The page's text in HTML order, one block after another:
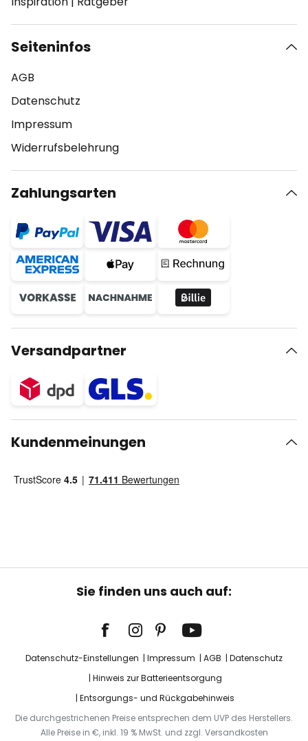
Seiteninfos
AGB
Datenschutz
Impressum
Widerrufsbelehrung
Zahlungsarten
Versandpartner
Kundenmeinungen
Sie finden uns auch auf:
Datenschutz-Einstellungen Impressum AGB
Datenschutz
Hinweis zur Batterieentsorgung
Entsorgungs- und Rückgabehinweis
Die durchgestrichenen Preise entsprechen dem UVP des Herstellers.
Alle Preise in €, inkl. 19 % MwSt. und zzgl. Versandkosten